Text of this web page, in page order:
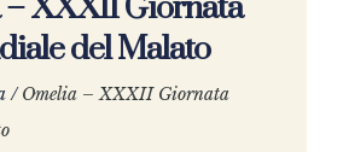
– XXXII Giornata
del Malato
/Omelia – XXXII Giornata